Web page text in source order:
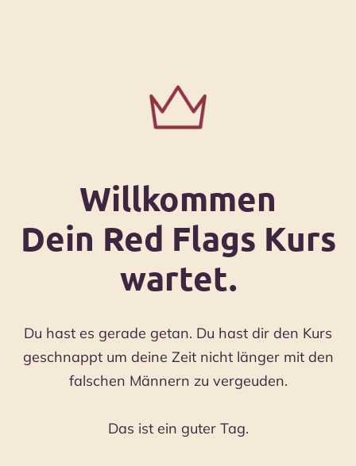
Willkommen
Dein Red Flags Kurs
wartet.
Du hast es gerade getan. Du hast dir den Kurs
geschnappt um deine Zeit nicht länger mit den
falschen Männern zu vergeuden.
Das ist ein guter Tag.